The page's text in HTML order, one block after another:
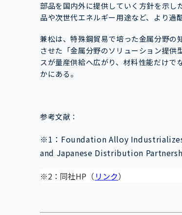
部品を国内外に提供していく方針を示
品や次世代エネルギー用途など、より過
兼松は、特殊鋼貿易で培った金属分野の
させた「金属分野のソリューション提
スが量産供給へ広がり、材料性能だけで
かにある。
参考文献：
※1：Foundation Alloy
and Japanese Distribution
※2：同社HP（ リンク）